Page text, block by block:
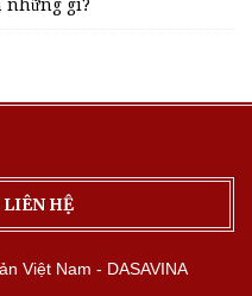
những gì?
HỆ
Việt Nam - DASAVINA